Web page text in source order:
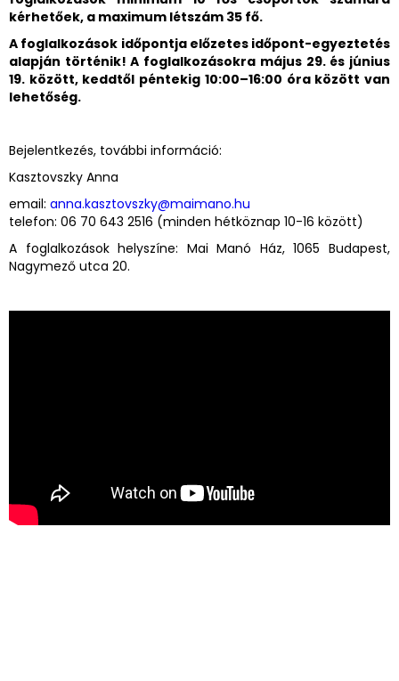
kérhetőek, a maximum létszám 35 fő.
A foglalkozások időpontja előzetes időpont-egyeztetés
alapján történik! A foglalkozásokra május 29. és június
19. között, keddtől péntekig 10:00–16:00 óra között van
lehetőség.
Bejelentkezés, további információ:
Kasztovszky Anna
email: anna.kasztovszky@maimano.hu
telefon: 06 70 643 2516 (minden hétköznap 10-16 között)
A foglalkozások helyszíne: Mai Manó Ház, 1065 Budapest,
Nagymező utca 20.